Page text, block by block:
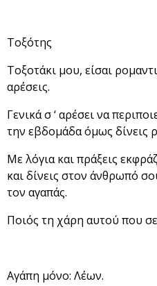
Τοξότης
Τοξοτάκι μου, είσαι
αρέσεις.
Γενικά σ ‘ αρέσει να
την εβδομάδα όμως δίνεις
Με λόγια και πράξεις
και δίνεις στον άνθρωπό
τον αγαπάς.
Ποιός τη χάρη αυτού που σε
Αγάπη μόνο: Λέων.